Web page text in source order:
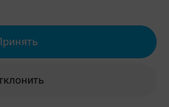
похожи на декорации к
«Андреевская Заимка»